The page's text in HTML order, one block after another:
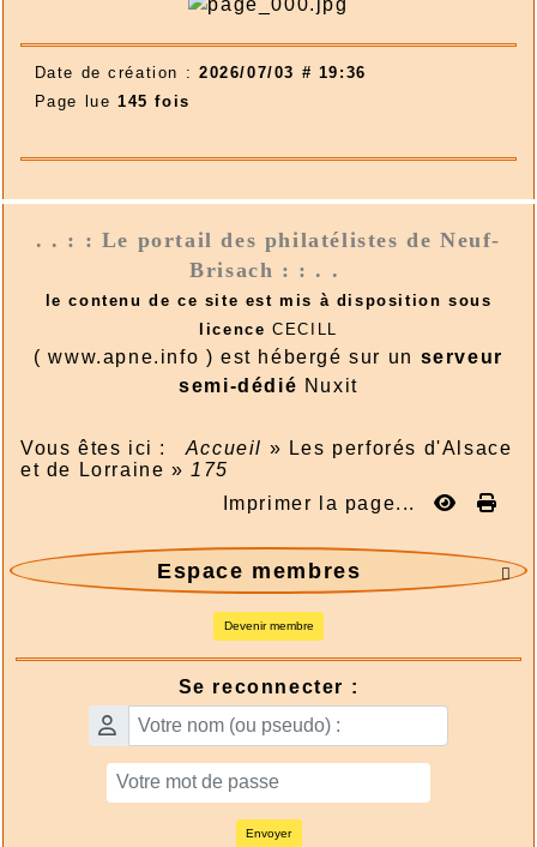
Date de création : 2026/07/03 # 19:36
Page lue 145 fois
. . : : Le portail des philatélistes de Neuf-
Brisach : : . .
le contenu de ce site est mis à disposition sous
licence CECILL
( www.apne.info ) est hébergé sur un serveur
semi-dédié Nuxit
Vous êtes ici : Accueil » Les perforés d'Alsace
et de Lorraine » 175
Imprimer la page...

Espace membres
Devenir membre
Se reconnecter :
Envoyer